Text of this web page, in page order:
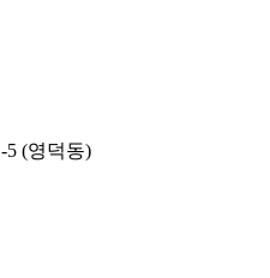
5 (영덕동)